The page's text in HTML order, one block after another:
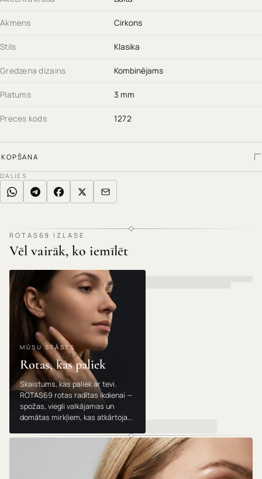
Akmens Cirkons
Stils Klasika
Gredzena dizains Kombinējams
Platums 3 mm
Preces kods 1272
KOPŠANA
DALIES
ROTAS69 IZLASE
Vēl vairāk, ko iemīlēt
MŪSU STĀSTS
Rotas, kas paliek
Skaistums, kas paliek ar tevi.
ROTAS69 rotas radītas ikdienai —
spožas, viegli valkājamas un
domātas mirkļiem, kas atkārtojas.
gada.